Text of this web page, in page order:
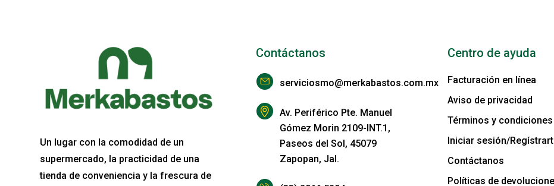
Un lugar con la comodidad de un
supermercado, la practicidad de una
tienda de conveniencia y la frescura de
Contáctanos
serviciosmo@merkabastos.com.mx
Av. Periférico Pte. Manuel
Gómez Morin 2109-INT.1,
Paseos del Sol, 45079
Zapopan, Jal.
Centro de ayuda
Facturación en línea
Aviso de privacidad
Términos y condiciones
Iniciar sesión/
Contáctanos
Políticas de